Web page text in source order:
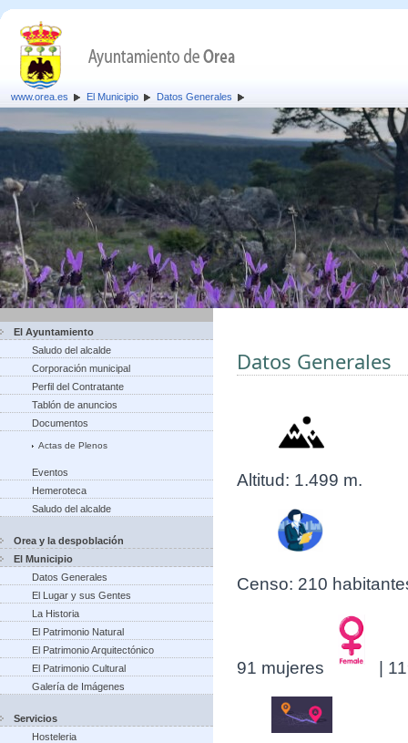
www.orea.es El Municipio Datos Generales
El Ayuntamiento
Saludo del alcalde
Corporación municipal
Perfil del Contratante
Tablón de anuncios
Documentos
Actas de Plenos
Eventos
Hemeroteca
Saludo del alcalde
Orea y la despoblación
El Municipio
Datos Generales
El Lugar y sus Gentes
La Historia
El Patrimonio Natural
El Patrimonio Arquitectónico
El Patrimonio Cultural
Galería de Imágenes
Servicios
Hosteleria
Datos Generales
Altitud: 1.499 m.
Censo: 210
91 mujeres |